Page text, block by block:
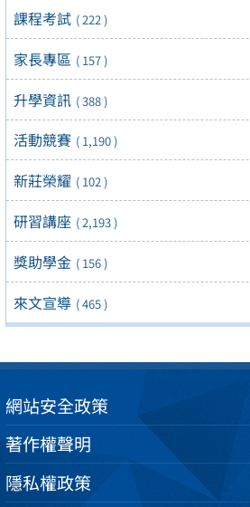
課程考試 ( 222 )
家長專區 ( 157 )
升學資訊 ( 388 )
活動競賽 ( 1,190 )
新莊榮耀 ( 102 )
研習講座 ( 2,193 )
獎助學金 ( 156 )
來文宣導 ( 465 )
網站安全政策
著作權聲明
隱私權政策